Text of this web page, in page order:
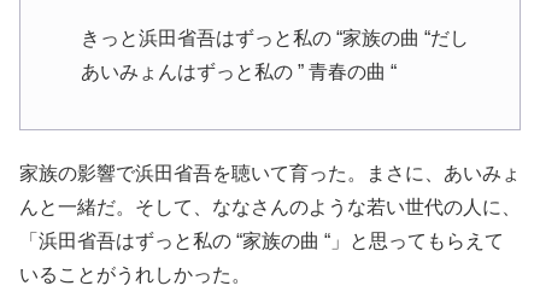
きっと浜田省吾はずっと私の “家族の曲 “だし
あいみょんはずっと私の ” 青春の曲 “
家族の影響で浜田省吾を聴いて育った。まさに、あいみょ
んと一緒だ。そして、ななさんのような若い世代の人に、
「浜田省吾はずっと私の “家族の曲 “」と思ってもらえて
いることがうれしかった。